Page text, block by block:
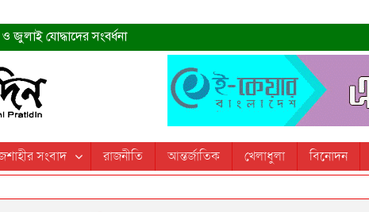
জুলাই যোদ্ধাদের সংবর্ধনা
হয়নি: ডা. শফিকুর রহমান
উদ্বোধন করলেন প্রধানমন্ত্রী
অ্যাসিস্টে সান্তোস
প্রধান হলেন
শ্রদ্ধার সাথে স্মরণ করবে: ভূমিমন্ত্রী
সংবাদ রাজনীতি আন্তর্জাতিক খেলাধুলা বিনোদন